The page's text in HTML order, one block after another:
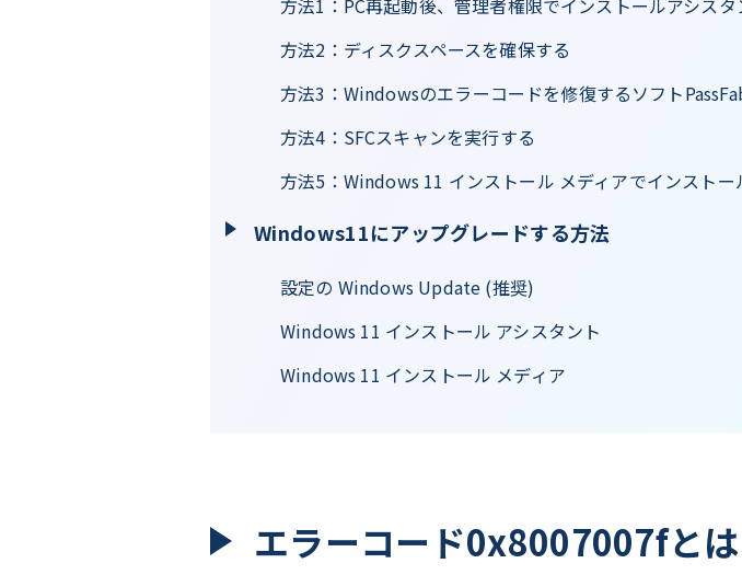
方法1：PC再起動後、管理者権限でインストールアシス
方法2：ディスクスペースを確保する
方法3：Windowsのエラーコードを修復するソフト
方法4：SFCスキャンを実行する
方法5：Windows 11 インストール メディアでインストー
Windows11にアップグレードする方法
設定の Windows Update (推奨)
Windows 11 インストール アシスタント
Windows 11 インストール メディア
エラーコード0x8007007fとは